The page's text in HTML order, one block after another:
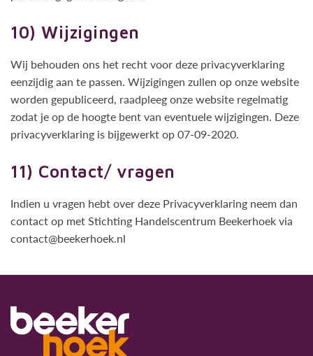
10) Wijzigingen
Wij behouden ons het recht voor deze privacyverklaring
eenzijdig aan te passen. Wijzigingen zullen op onze website
worden gepubliceerd, raadpleeg onze website regelmatig
zodat je op de hoogte bent van eventuele wijzigingen. Deze
privacyverklaring is bijgewerkt op 07-09-2020.
11) Contact/ vragen
Indien u vragen hebt over deze Privacyverklaring neem dan
contact op met Stichting Handelscentrum Beekerhoek via
contact@beekerhoek.nl